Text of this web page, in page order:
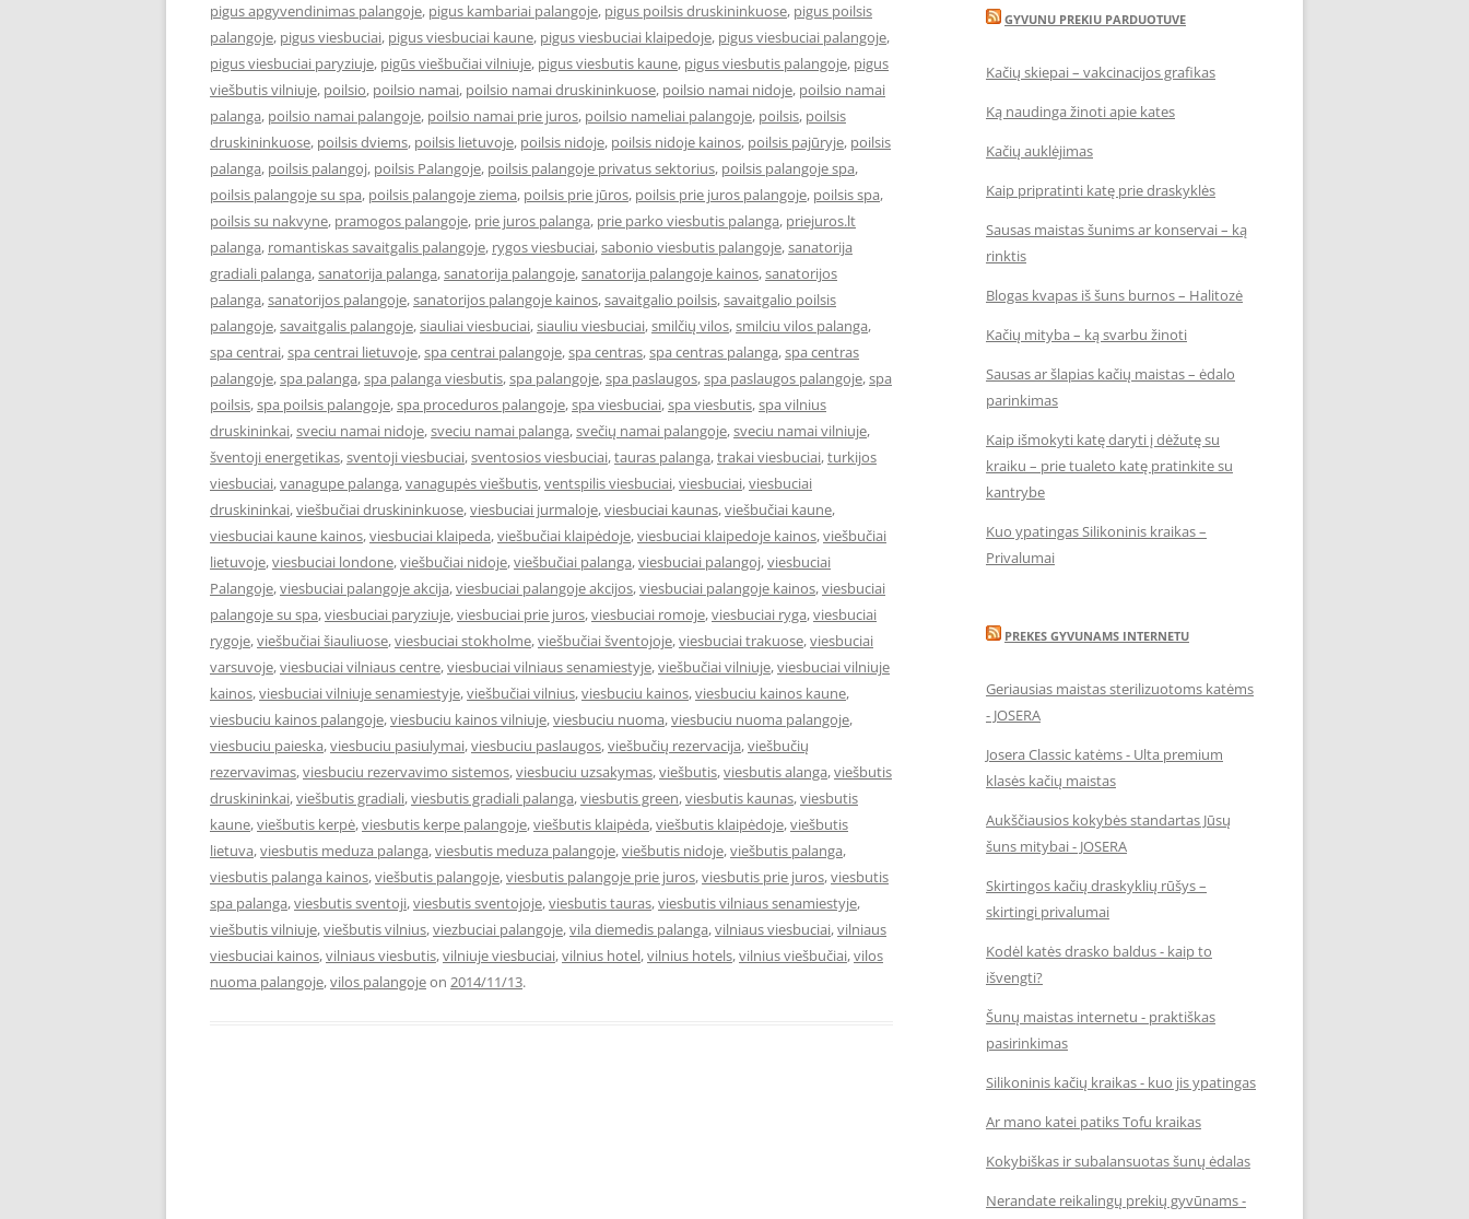
pigus apgyvendinimas palangoje, pigus kambariai palangoje, pigus poilsis druskininkuose, pigus poilsis
palangoje, pigus viesbuciai, pigus viesbuciai kaune, pigus viesbuciai klaipedoje, pigus viesbuciai palangoje,
pigus viesbuciai paryziuje, pigūs viešbučiai vilniuje, pigus viesbutis kaune, pigus viesbutis palangoje, pigus
viešbutis vilniuje, poilsio, poilsio namai, poilsio namai druskininkuose, poilsio namai nidoje, poilsio namai
palanga, poilsio namai palangoje, poilsio namai prie juros, poilsio nameliai palangoje, poilsis, poilsis
druskininkuose, poilsis dviems, poilsis lietuvoje, poilsis nidoje, poilsis nidoje kainos, poilsis pajūryje, poilsis
palanga, poilsis palangoj, poilsis Palangoje, poilsis palangoje privatus sektorius, poilsis palangoje spa,
poilsis palangoje su spa, poilsis palangoje ziema, poilsis prie jūros, poilsis prie juros palangoje, poilsis spa,
poilsis su nakvyne, pramogos palangoje, prie juros palanga, prie parko viesbutis palanga, priejuros.lt
palanga, romantiskas savaitgalis palangoje, rygos viesbuciai,sabonio viesbutis palangoje,sanatorija
gradiali palanga,sanatorija palanga,sanatorija palangoje,sanatorija palangoje kainos,sanatorijos
palanga,sanatorijos palangoje,sanatorijos palangoje kainos,savaitgalio poilsis,savaitgalio poilsis
palangoje,savaitgalis palangoje,siauliai viesbuciai,siauliu viesbuciai,smilčių vilos,smilciu vilos palanga,
spa centrai,spa centrai lietuvoje,spa centrai palangoje,spa centras,spa centras palanga,spa centras
palangoje,spa palanga,spa palanga viesbutis,spa palangoje,spa paslaugos,spa paslaugos palangoje,spa
poilsis,spa poilsis palangoje,spa proceduros palangoje,spa viesbuciai,spa viesbutis,spa vilnius
druskininkai,sveciu namai nidoje,sveciu namai palanga,svečių namai palangoje,sveciu namai vilniuje,
šventoji energetikas,sventoji viesbuciai,sventosios viesbuciai,tauras palanga,trakai viesbuciai,turkijos
viesbuciai,vanagupe palanga,vanagupės viešbutis,ventspilis viesbuciai,viesbuciai,viesbuciai
druskininkai,viešbučiai druskininkuose,viesbuciai jurmaloje,viesbuciai kaunas,viešbučiai kaune,
viesbuciai kaune kainos,viesbuciai klaipeda,viešbučiai klaipėdoje,viesbuciai klaipedoje kainos,viešbučiai
lietuvoje,viesbuciai londone,viešbučiai nidoje,viešbučiai palanga,viesbuciai palangoj,viesbuciai
Palangoje,viesbuciai palangoje akcija,viesbuciai palangoje akcijos,viesbuciai palangoje kainos,viesbuciai
palangoje su spa,viesbuciai paryziuje,viesbuciai prie juros,viesbuciai romoje,viesbuciai ryga,viesbuciai
rygoje,viešbučiai šiauliuose,viesbuciai stokholme,viešbučiai šventojoje,viesbuciai trakuose,viesbuciai
varsuvoje,viesbuciai vilniaus centre,viesbuciai vilniaus senamiestyje,viešbučiai vilniuje,viesbuciai vilniuje
kainos,viesbuciai vilniuje senamiestyje,viešbučiai vilnius,viesbuciu kainos,viesbuciu kainos kaune,
viesbuciu kainos palangoje,viesbuciu kainos vilniuje,viesbuciu nuoma,viesbuciu nuoma palangoje,
viesbuciu paieska,viesbuciu pasiulymai,viesbuciu paslaugos,viešbučių rezervacija,viešbučių
rezervavimas,viesbuciu rezervavimo sistemos,viesbuciu uzsakymas,viešbutis,viesbutis alanga,viešbutis
druskininkai,viešbutis gradiali,viesbutis gradiali palanga,viesbutis green,viesbutis kaunas,viesbutis
kaune,viešbutis kerpė,viesbutis kerpe palangoje,viešbutis klaipėda,viešbutis klaipėdoje,viešbutis
lietuva,viesbutis meduza palanga,viesbutis meduza palangoje,viešbutis nidoje,viešbutis palanga,
viesbutis palanga kainos,viešbutis palangoje,viesbutis palangoje prie juros,viesbutis prie juros,viesbutis
spa palanga,viesbutis sventoji,viesbutis sventojoje,viesbutis tauras,viesbutis vilniaus senamiestyje,
viešbutis vilniuje,viešbutis vilnius,viezbuciai palangoje,vila diemedis palanga,vilniaus viesbuciai,vilniaus
viesbuciai kainos,vilniaus viesbutis,vilniuje viesbuciai,vilnius hotel,vilnius hotels,vilnius viešbučiai,vilos
nuoma palangoje,vilos palangojeon 2014/11/13.
GYVUNU PREKIU PARDUOTUVE
Kačių skiepai – vakcinacijos grafikas
Ką naudinga žinoti apie kates
Kačių auklėjimas
Kaip pripratinti katę prie draskyklės
Sausas maistas šunims ar konservai – ką
rinktis
Blogas kvapas iš šuns burnos – Halitozė
Kačių mityba – ką svarbu žinoti
Sausas ar šlapias kačių maistas – ėdalo
parinkimas
Kaip išmokyti katę daryti į dėžutę su
kraiku – prie tualeto katę pratinkite su
kantrybe
Kuo ypatingas Silikoninis kraikas –
Privalumai
PREKES GYVUNAMS INTERNETU
Geriausias maistas sterilizuotoms katėms
- JOSERA
Josera Classic katėms - Ulta premium
klasės kačių maistas
Aukščiausios kokybės standartas Jūsų
šuns mitybai - JOSERA
Skirtingos kačių draskyklių rūšys –
skirtingi privalumai
Kodėl katės drasko baldus - kaip to
išvengti?
Šunų maistas internetu - praktiškas
pasirinkimas
Silikoninis kačių kraikas - kuo jis ypatingas
Ar mano katei patiks Tofu kraikas
Kokybiškas ir subalansuotas šunų ėdalas
Nerandate reikalingų prekių gyvūnams -